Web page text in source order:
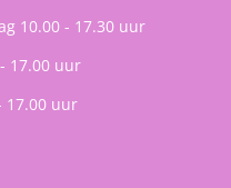
10.00 - 17.30 uur
17.00 uur
17.00 uur